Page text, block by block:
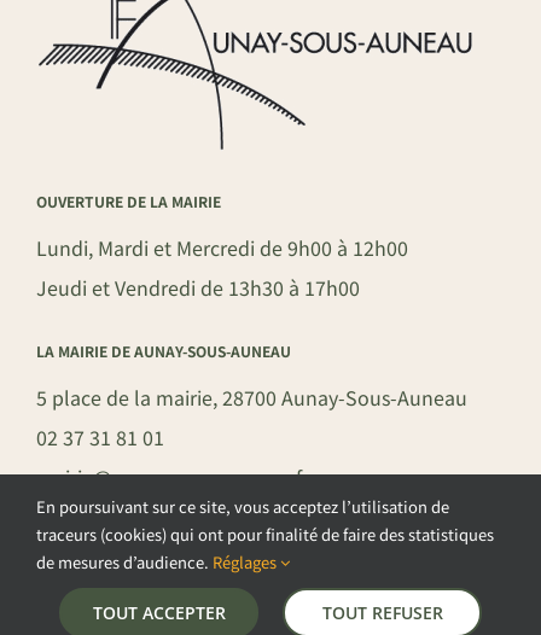
OUVERTURE DE LA MAIRIE
Lundi, Mardi et Mercredi de 9h00 à 12h00
Jeudi et Vendredi de 13h30 à 17h00
LA MAIRIE DE AUNAY-SOUS-AUNEAU
5 place de la mairie, 28700 Aunay-Sous-Auneau
02 37 31 81 01
mairie@aunay-sous-auneau.fr
©COPYRIGHT 2026 – COMMUNE DE AUNAY-SOUS-AUNEAU –
POLITIQUE DE CONFIDENTIALITÉ
GESTION DES COOKIES
–
En poursuivant sur ce site, vous acceptez l’utilisation de
traceurs (cookies) qui ont pour finalité de faire des statistiques
de mesures d’audience. Réglages
TOUT ACCEPTER TOUT REFUSER